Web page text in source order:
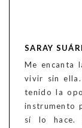
SARAY
Me encanta
vivir sin
tenido la
instrumento
sí lo hace.